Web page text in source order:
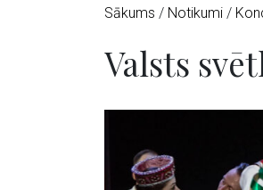
Sākums / Notikumi /
Valsts